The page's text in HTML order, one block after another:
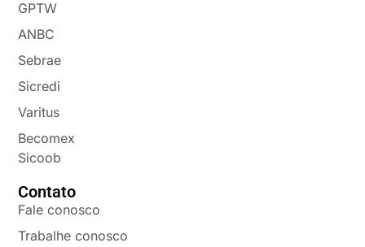
GPTW
ANBC
Sebrae
Sicredi
Varitus
Becomex
Sicoob
Contato
Fale conosco
Trabalhe conosco